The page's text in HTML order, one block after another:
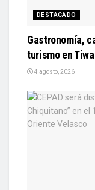
DESTACADO
Gastronomía,
turismo en
4 agosto, 2026